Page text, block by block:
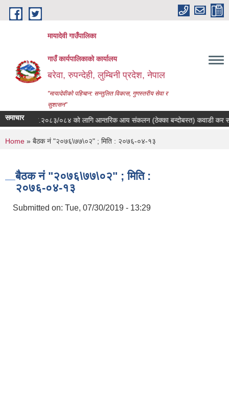
Skip to main content
मायादेवी गाउँपालिका
गाउँ कार्यपालिकाको कार्यालय
बरेवा, रुपन्देही, लुम्बिनी प्रदेश, नेपाल
"मायादेवीको पहिचान: सन्तुलित विकास, गुणस्तरीय सेवा र
सुशासन"
समाचारआ.व.२०८३/०८४ को लागि आन्तरिक आय संकलन (ठेक्का बन्दोबस्त) कवाडी कर संकलन
You are here
Home » बैठक नं "२०७६\७७\०२" ; मिति : २०७६-०४-१३
बैठक नं "२०७६\७७\०२" ; मिति :
२०७६-०४-१३
Submitted on: Tue, 07/30/2019 - 13:29